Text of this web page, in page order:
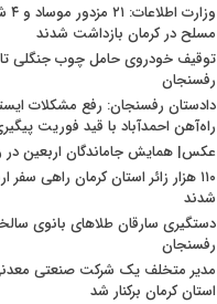
وزارت
مسلح در کرمان بازداشت شدند
توقیف خودروی حامل چوب جنگلی
رفسنجان
دادستان رفسنجان: رفع مشکلات
راه‌آهن احمدآباد با قید فوریت
عکس| همایش جاماندگان اربعین در
۱۱۰ هزار زائر استان کرمان راهی سفر
شدند
دستگیری سارقان طلاهای بانوی
رفسنجان
مدیر متخلف یک شرکت صنعتی
استان کرمان برکنار شد